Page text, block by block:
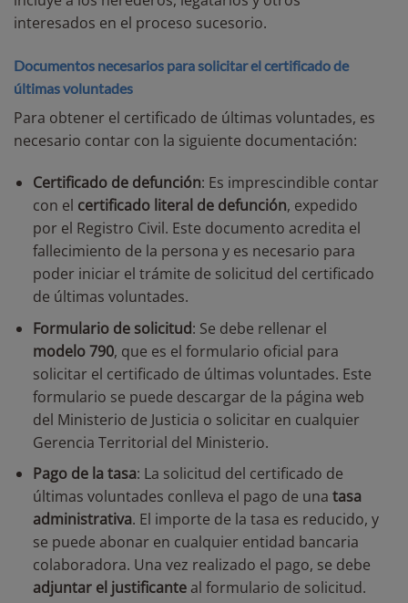
interesados en el proceso sucesorio.
Documentos necesarios para solicitar el certificado de
últimas voluntades
Para obtener el certificado de últimas voluntades, es
necesario contar con la siguiente documentación:
Certificado de defunción: Es imprescindible contar
con el certificado literal de defunción, expedido
por el Registro Civil. Este documento acredita el
fallecimiento de la persona y es necesario para
poder iniciar el trámite de solicitud del certificado
de últimas voluntades.
Formulario de solicitud: Se debe rellenar el
modelo 790, que es el formulario oficial para
solicitar el certificado de últimas voluntades. Este
formulario se puede descargar de la página web
del Ministerio de Justicia o solicitar en cualquier
Gerencia Territorial del Ministerio.
Pago de la tasa: La solicitud del certificado de
últimas voluntades conlleva el pago de una tasa
administrativa. El importe de la tasa es reducido, y
se puede abonar en cualquier entidad bancaria
colaboradora. Una vez realizado el pago, se debe
adjuntar el justificanteal formulario de solicitud.